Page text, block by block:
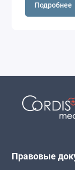
Подробнее
Правовые